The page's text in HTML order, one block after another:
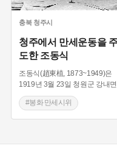
충북 청주시
청주에서 만세운동을
도한 조동식
조동식(趙東植, 1873~1949)은
1919년 3월 23일 청원군 강내면
#봉화 만세시위
#만세운동 주도